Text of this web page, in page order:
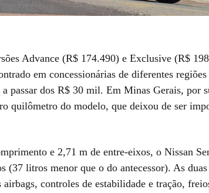
Advance (R$ 174.490) e Exclusive (R$
em concessionárias de diferentes
a passar dos R$ 30 mil. Em Minas Gerais, por
quilômetro do modelo, que deixou de ser
e 2,71 m de entre-eixos, o Nissan
(37 litros menor que o do antecessor). As duas
airbags, controles de estabilidade e tração,